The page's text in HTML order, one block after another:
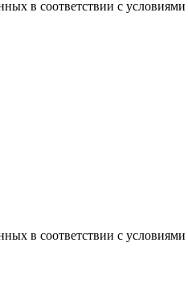
в соответствии с условиями
в соответствии с условиями